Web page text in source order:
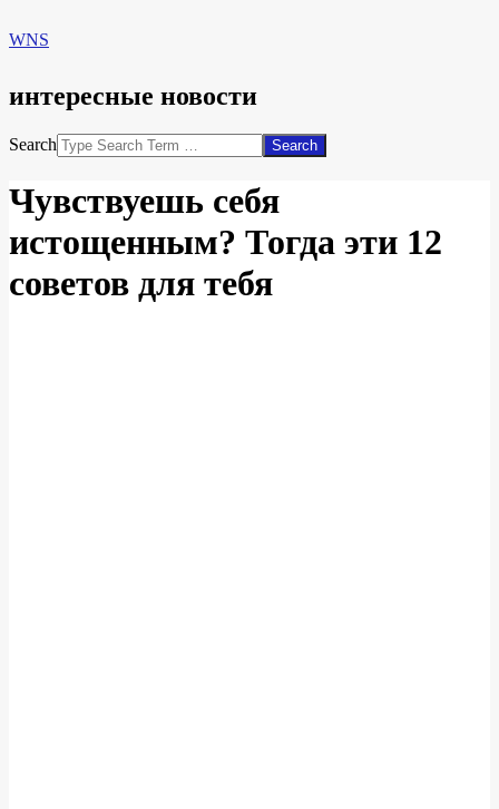
WNS
интересные новости
Search
Чувствуешь себя
истощенным? Тогда эти 12
советов для тебя